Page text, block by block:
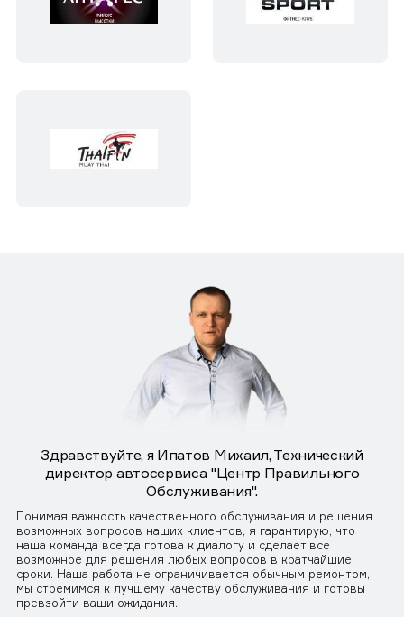
Здравствуйте, я Ипатов Михаил, Технический
директор автосервиса "Центр Правильного
Обслуживания".
Понимая важность качественного обслуживания и решения
возможных вопросов наших клиентов, я гарантирую, что
наша команда всегда готова к диалогу и сделает все
возможное для решения любых вопросов в кратчайшие
сроки. Наша работа не ограничивается обычным ремонтом,
мы стремимся к лучшему качеству обслуживания и готовы
превзойти ваши ожидания.